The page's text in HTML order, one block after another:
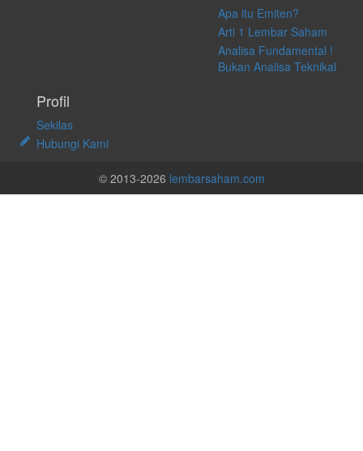
Apa itu Emiten?
Arti 1 Lembar Saham
Analisa Fundamental !
Bukan Analisa Teknikal
Profil
Sekilas
Hubungi Kami
© 2013-2026 lembarsaham.com